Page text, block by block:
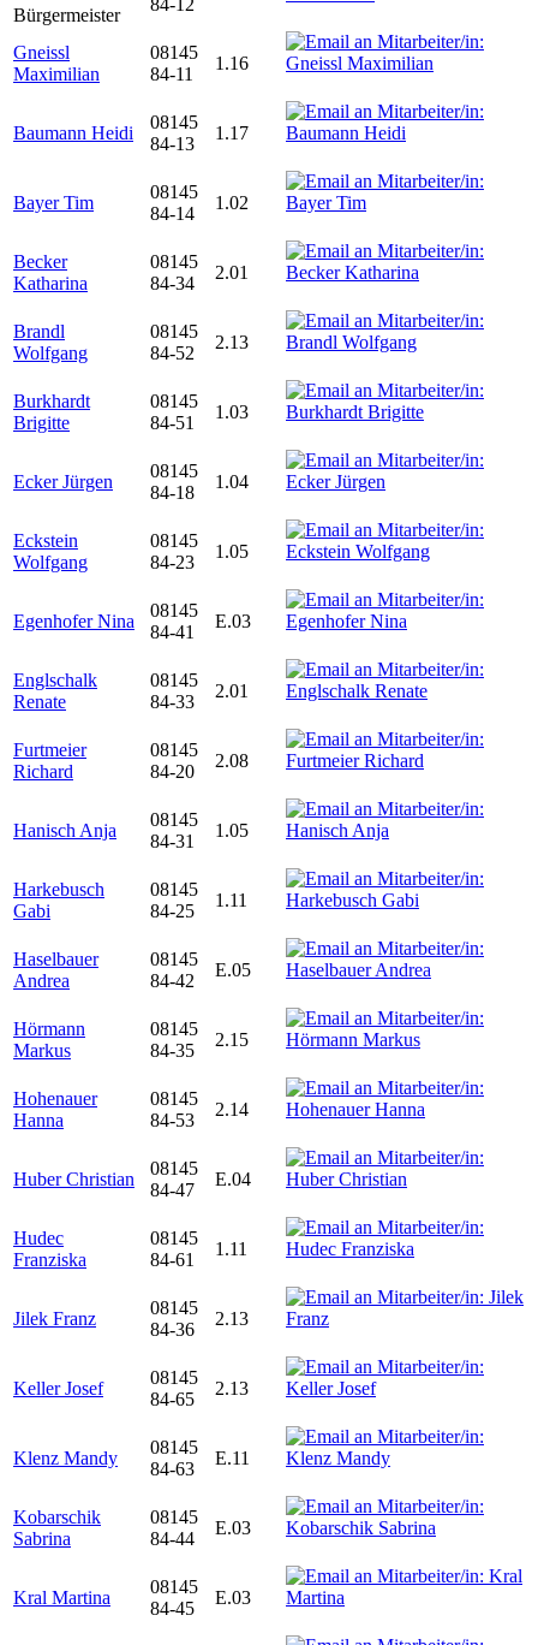
Bürgermeister
84-12
Gneissl
Maximilian
08145
84-11
1.16
Baumann Heidi
08145
84-13
1.17
Bayer Tim
08145
84-14
1.02
Becker
Katharina
08145
84-34
2.01
Brandl
Wolfgang
08145
84-52
2.13
Burkhardt
Brigitte
08145
84-51
1.03
Ecker Jürgen
08145
84-18
1.04
Eckstein
Wolfgang
08145
84-23
1.05
Egenhofer Nina
08145
84-41
E.03
Englschalk
Renate
08145
84-33
2.01
Furtmeier
Richard
08145
84-20
2.08
Hanisch Anja
08145
84-31
1.05
Harkebusch
Gabi
08145
84-25
1.11
Haselbauer
Andrea
08145
84-42
E.05
Hörmann
Markus
08145
84-35
2.15
Hohenauer
Hanna
08145
84-53
2.14
Huber Christian
08145
84-47
E.04
Hudec
Franziska
08145
84-61
1.11
Jilek Franz
08145
84-36
2.13
Keller Josef
08145
84-65
2.13
Klenz Mandy
08145
84-63
E.11
Kobarschik
Sabrina
08145
84-44
E.03
Kral Martina
08145
84-45
E.03